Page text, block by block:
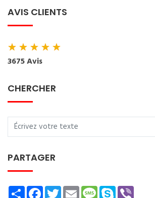
AVIS CLIENTS
★★★★★
3675 Avis
CHERCHER
PARTAGER
ShareFacebookTwitterEmailMessage
Skype